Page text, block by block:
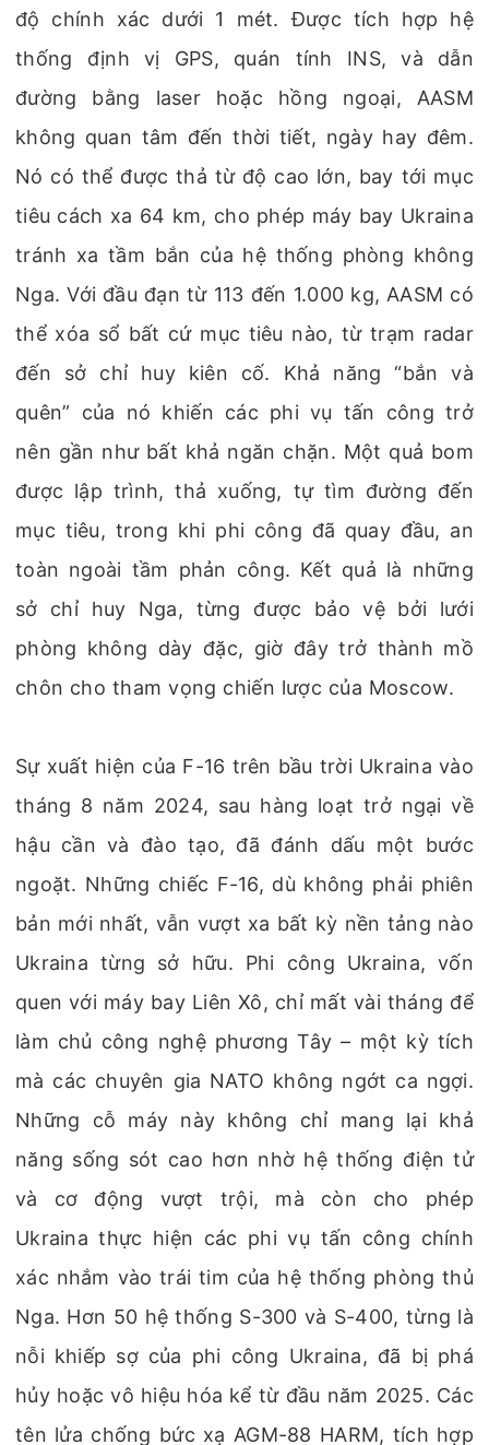
độ chính xác dưới 1 mét. Được tích hợp hệ
thống định vị GPS, quán tính INS, và dẫn
đường bằng laser hoặc hồng ngoại, AASM
không quan tâm đến thời tiết, ngày hay đêm.
Nó có thể được thả từ độ cao lớn, bay tới mục
tiêu cách xa 64 km, cho phép máy bay Ukraina
tránh xa tầm bắn của hệ thống phòng không
Nga. Với đầu đạn từ 113 đến 1.000 kg, AASM có
thể xóa sổ bất cứ mục tiêu nào, từ trạm radar
đến sở chỉ huy kiên cố. Khả năng “bắn và
quên” của nó khiến các phi vụ tấn công trở
nên gần như bất khả ngăn chặn. Một quả bom
được lập trình, thả xuống, tự tìm đường đến
mục tiêu, trong khi phi công đã quay đầu, an
toàn ngoài tầm phản công. Kết quả là những
sở chỉ huy Nga, từng được bảo vệ bởi lưới
phòng không dày đặc, giờ đây trở thành mồ
chôn cho tham vọng chiến lược của Moscow.
Sự xuất hiện của F-16 trên bầu trời Ukraina vào
tháng 8 năm 2024, sau hàng loạt trở ngại về
hậu cần và đào tạo, đã đánh dấu một bước
ngoặt. Những chiếc F-16, dù không phải phiên
bản mới nhất, vẫn vượt xa bất kỳ nền tảng nào
Ukraina từng sở hữu. Phi công Ukraina, vốn
quen với máy bay Liên Xô, chỉ mất vài tháng để
làm chủ công nghệ phương Tây – một kỳ tích
mà các chuyên gia NATO không ngớt ca ngợi.
Những cỗ máy này không chỉ mang lại khả
năng sống sót cao hơn nhờ hệ thống điện tử
và cơ động vượt trội, mà còn cho phép
Ukraina thực hiện các phi vụ tấn công chính
xác nhắm vào trái tim của hệ thống phòng thủ
Nga. Hơn 50 hệ thống S-300 và S-400, từng là
nỗi khiếp sợ của phi công Ukraina, đã bị phá
hủy hoặc vô hiệu hóa kể từ đầu năm 2025. Các
tên lửa chống bức xạ AGM-88 HARM, tích hợp